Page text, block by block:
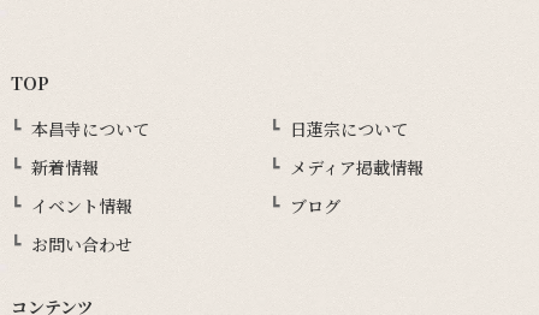
TOP
本昌寺について
日蓮宗について
新着情報
メディア掲載情報
イベント情報
ブログ
お問い合わせ
コンテンツ